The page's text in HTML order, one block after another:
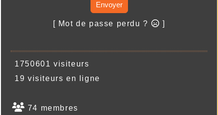
Envoyer
[ Mot de passe perdu ? ]
1750601 visiteurs
19 visiteurs en ligne
74 membres